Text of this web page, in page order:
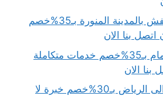
ارخص شركة نقل عفش بالمدينة المنورة بـ35%خصم
اتصل بنا الان
شركة نقل اثاث بالدمام بـ35%خصم خدمات متكاملة
بنا الان
نقل عفش من مكة الى الرياض بـ30%خصم خبرة لا